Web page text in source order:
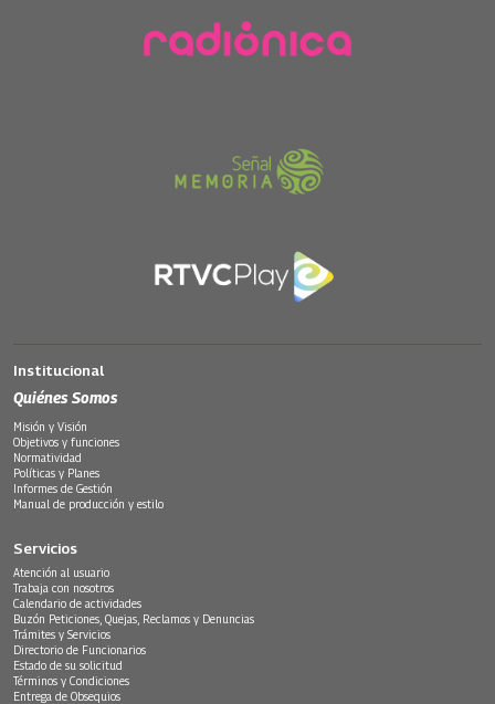
Institucional
Quiénes Somos
Misión y Visión
Objetivos y funciones
Normatividad
Políticas y Planes
Informes de Gestión
Manual de producción y estilo
Servicios
Atención al usuario
Trabaja con nosotros
Calendario de actividades
Buzón Peticiones, Quejas, Reclamos y Denuncias
Trámites y Servicios
Directorio de Funcionarios
Estado de su solicitud
Términos y Condiciones
Entrega de Obsequios